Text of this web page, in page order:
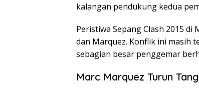
kalangan pendukung kedua
Peristiwa Sepang Clash 2015
dan Marquez. Konflik ini masih
sebagian besar penggemar
Marc Marquez Turun